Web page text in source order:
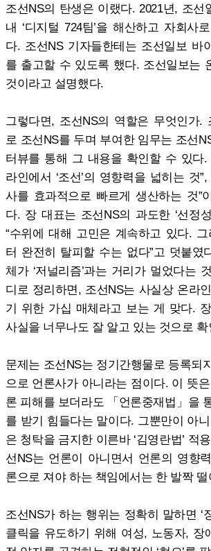
조선NS의 탄생은 이랬다. 2021년, 조선
내 ‘디지털 724팀’을 해산하고 자회사
다. 조선NS 기자들한테는 조선일보 바
를 출고할 수 있도록 했다. 조선일보는
것이라고 설명했다.
그렇다면, 조선NS의 역할은 무엇인가.
로 조선NS를 두며 부여한 임무는 조선
터뷰를 통해 그 내용을 확인할 수 있다.
라인에서 ‘조선’의 영향력을 넓히는 것
사를 효과적으로 빠르게 생산하는 것”
다. 장 대표는 조선NS의 과도한 ‘선정
“수위에 대해 고민은 계속하고 있다.
터 완전히 탈피할 수는 없다”고 덧붙였
체가 ‘저널리즘’과는 거리가 멀었다는
디로 정리하면, 조선NS는 사실상 온라인
기 위한 가십 매체라고 보는 게 맞다.
사실을 너무나도 잘 알고 있는 것으로 확
문제는 조선NS는 정기간행물로 등록되
으로 언론사가 아니라는 점이다. 이 뜻
론 피해를 보더라도 「언론중재법」을
를 받기 힘들다는 말이다. 그뿐만이 아
은 청탁을 금지한 이른바 ‘김영란법’ 적
선NS는 언론이 아니면서 언론의 영향
론으로 져야 하는 책임에서는 한 발짝
조선NS가 하는 행위는 정확히 말하면 ‘
클릭을 유도하기 위해 여성, 노동자, 장